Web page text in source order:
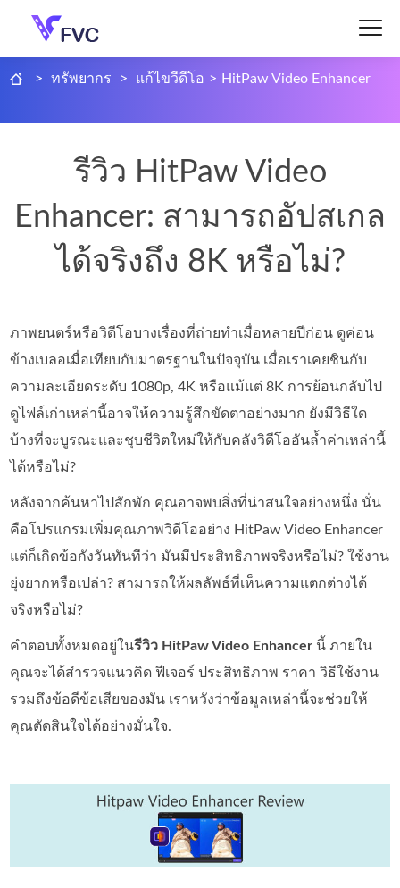
> ทรัพยากร > แก้ไขวีดีโอ > HitPaw Video Enhancer
รีวิว HitPaw Video
Enhancer: สามารถอัปสเกล
ได้จริงถึง 8K หรือไม่?
ภาพยนตร์หรือวิดีโอบางเรื่องที่ถ่ายทำเมื่อหลายปีก่อน ดูค่อน
ข้างเบลอเมื่อเทียบกับมาตรฐานในปัจจุบัน เมื่อเราเคยชินกับ
ความละเอียดระดับ 1080p, 4K หรือแม้แต่ 8K การย้อนกลับไป
ดูไฟล์เก่าเหล่านี้อาจให้ความรู้สึกขัดตาอย่างมาก ยังมีวิธีใด
บ้างที่จะบูรณะและชุบชีวิตใหม่ให้กับคลังวิดีโออันล้ำค่าเหล่านี้
ได้หรือไม่?
หลังจากค้นหาไปสักพัก คุณอาจพบสิ่งที่น่าสนใจอย่างหนึ่ง นั่น
คือโปรแกรมเพิ่มคุณภาพวิดีโออย่าง HitPaw Video Enhancer
แต่ก็เกิดข้อกังวันทันทีว่า มันมีประสิทธิภาพจริงหรือไม่? ใช้งาน
ยุ่งยากหรือเปล่า? สามารถให้ผลลัพธ์ที่เห็นความแตกต่างได้
จริงหรือไม่?
คำตอบทั้งหมดอยู่ในรีวิว HitPaw Video Enhancer นี้ ภายใน
คุณจะได้สำรวจแนวคิด ฟีเจอร์ ประสิทธิภาพ ราคา วิธีใช้งาน
รวมถึงข้อดีข้อเสียของมัน เราหวังว่าข้อมูลเหล่านี้จะช่วยให้
คุณตัดสินใจได้อย่างมั่นใจ.